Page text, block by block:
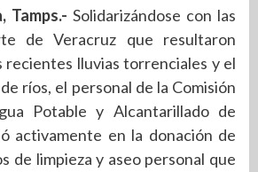
Tamps.- Solidarizándose con las
de Veracruz que resultaron
recientes lluvias torrenciales y el
ríos, el personal de la Comisión
Potable y Alcantarillado de
activamente en la donación de
de limpieza y aseo personal que